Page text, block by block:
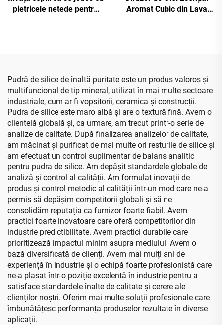
pietricele netede pentru
Aromat Cubic din Lava
Pudră de silice de înaltă puritate este un produs valoros și
multifuncional de tip mineral, utilizat în mai multe sectoare
industriale, cum ar fi vopsitorii, ceramica și construcții.
Pudra de silice este maro albă și are o textură fină. Avem o
clientelă globală și, ca urmare, am trecut printr-o serie de
analize de calitate. După finalizarea analizelor de calitate,
am măcinat și purificat de mai multe ori resturile de silice și
am efectuat un control suplimentar de balans analitic
pentru pudra de silice. Am depășit standardele globale de
analiză și control al calității. Am formulat inovații de
produs și control metodic al calității într-un mod care ne-a
permis să depășim competitorii globali și să ne
consolidăm reputația ca furnizor foarte fiabil. Avem
practici foarte inovatoare care oferă competitorilor din
industrie predictibilitate. Avem practici durabile care
prioritizează impactul minim asupra mediului. Avem o
bază diversificată de clienți. Avem mai mulți ani de
experiență în industrie și o echipă foarte profesionistă care
ne-a plasat într-o poziție excelentă în industrie pentru a
satisface standardele înalte de calitate și cerere ale
clienților noștri. Oferim mai multe soluții profesionale care
îmbunătățesc performanța produselor rezultate în diverse
aplicații.